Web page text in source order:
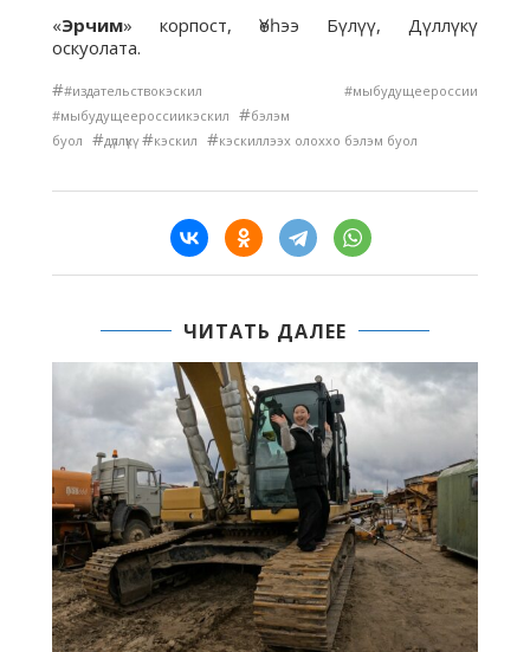
«Эрчим» корпост, Үөһээ Бүлүү, Дүллүкү
оскуолата.
##издательствокэскил #мыбудущеероссии
#мыбудущеероссиикэскил #бэлэм
буол #дүллүкү #кэскил #кэскиллээх олоххо бэлэм буол
ЧИТАТЬ ДАЛЕЕ